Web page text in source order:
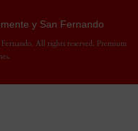
y San Fernando
All rights reserved. Premium
.